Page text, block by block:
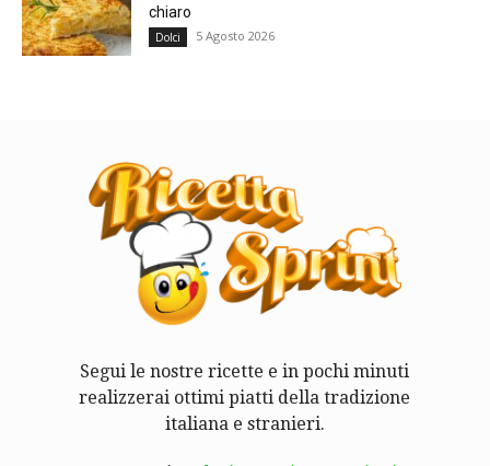
chiaro
Dolci 5 Agosto 2026
Segui le nostre ricette e in pochi minuti
realizzerai ottimi piatti della tradizione
italiana e stranieri.